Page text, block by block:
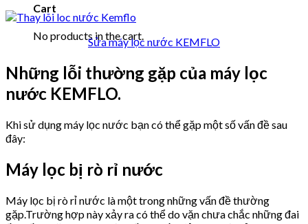
Cart
No products in the cart.Sửa máy lọc nước KEMFLO
Những lỗi thường gặp của máy lọc
nước KEMFLO.
Khi sử dụng máy lọc nước bạn có thể gặp một số vấn đề sau
đây:
Máy lọc bị rò rỉ nước
Máy lọc bị rò rỉ nước là một trong những vấn đề thường
gặp.Trường hợp này xảy ra có thể do vặn chưa chắc những đai